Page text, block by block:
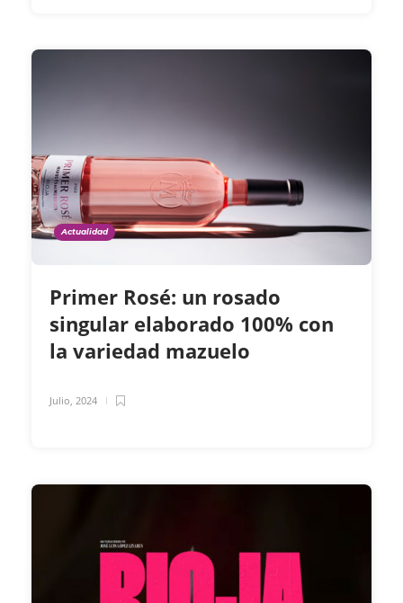
Actualidad
Primer Rosé: un rosado
singular elaborado 100% con
la variedad mazuelo
Julio, 2024